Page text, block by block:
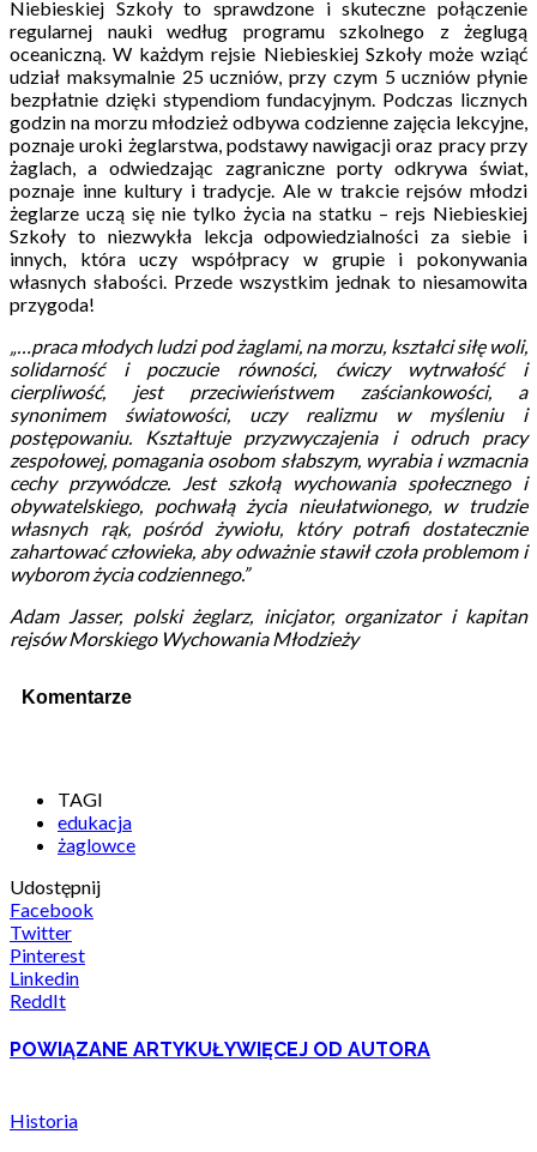
Niebieskiej Szkoły to sprawdzone i skuteczne połączenie
regularnej nauki według programu szkolnego z żeglugą
oceaniczną. W każdym rejsie Niebieskiej Szkoły może wziąć
udział maksymalnie 25 uczniów, przy czym 5 uczniów płynie
bezpłatnie dzięki stypendiom fundacyjnym. Podczas licznych
godzin na morzu młodzież odbywa codzienne zajęcia lekcyjne,
poznaje uroki żeglarstwa, podstawy nawigacji oraz pracy przy
żaglach, a odwiedzając zagraniczne porty odkrywa świat,
poznaje inne kultury i tradycje. Ale w trakcie rejsów młodzi
żeglarze uczą się nie tylko życia na statku – rejs Niebieskiej
Szkoły to niezwykła lekcja odpowiedzialności za siebie i
innych, która uczy współpracy w grupie i pokonywania
własnych słabości. Przede wszystkim jednak to niesamowita
przygoda!
„…praca młodych ludzi pod żaglami, na morzu, kształci siłę woli,
solidarność i poczucie równości, ćwiczy wytrwałość i
cierpliwość, jest przeciwieństwem zaściankowości, a
synonimem światowości, uczy realizmu w myśleniu i
postępowaniu. Kształtuje przyzwyczajenia i odruch pracy
zespołowej, pomagania osobom słabszym, wyrabia i wzmacnia
cechy przywódcze. Jest szkołą wychowania społecznego i
obywatelskiego, pochwałą życia nieułatwionego, w trudzie
własnych rąk, pośród żywiołu, który potrafi dostatecznie
zahartować człowieka, aby odważnie stawił czoła problemom i
wyborom życia codziennego.”
Adam Jasser, polski żeglarz, inicjator, organizator i kapitan
rejsów Morskiego Wychowania Młodzieży
Komentarze
TAGI
edukacja
żaglowce
Udostępnij
Facebook
Twitter
Pinterest
Linkedin
ReddIt
POWIĄZANE ARTYKUŁYWIĘCEJ OD AUTORA
Historia